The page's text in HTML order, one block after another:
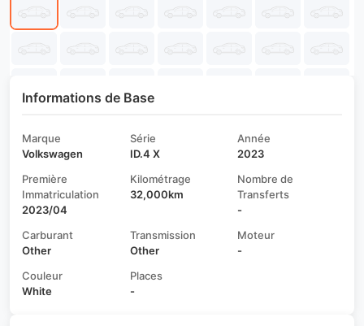
Informations de Base
Marque
Volkswagen
Série
ID.4 X
Année
2023
Première
Immatriculation
2023/04
Kilométrage
32,000km
Nombre de
Transferts
-
Carburant
Other
Transmission
Other
Moteur
-
Couleur
White
Places
-